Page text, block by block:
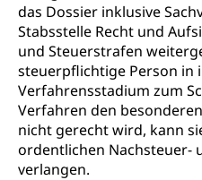
das Dossier inklusive
Stabsstelle Recht und
und Steuerstrafen
steuerpflichtige Person in
Verfahrensstadium zum
Verfahren den
nicht gerecht wird, kann
ordentlichen Nachsteuer-
verlangen.